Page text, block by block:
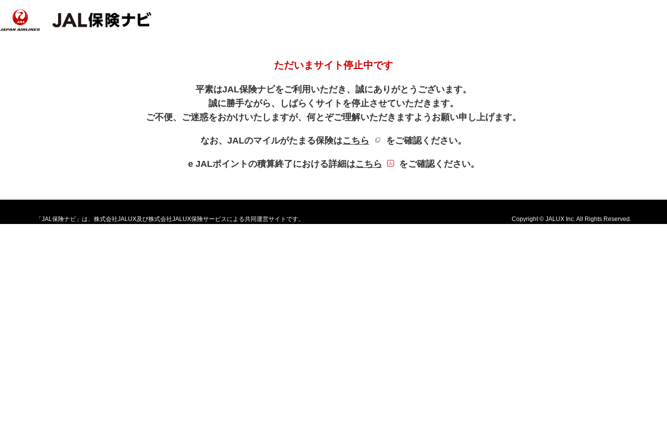
ただいまサイト停止中です
平素はJAL保険ナビをご利用いただき、誠にありがとうございます。
誠に勝手ながら、しばらくサイトを停止させていただきます。
ご不便、ご迷惑をおかけいたしますが、何とぞご理解いただきますようお願い申し上げます。
なお、JALのマイルがたまる保険はこちら 新規ウィンドウを開きます
をご確認ください。
e JALポイントの積算終了における詳細はこちら PDFファイルが新規ウィンドウで開きます
をご確認ください。
「JAL保険ナビ」は、株式会社JALUX及び株式会社JALUX保険サービスによる共同運営サイトです。 Copyright © JALUX Inc. All Rights Reserved.